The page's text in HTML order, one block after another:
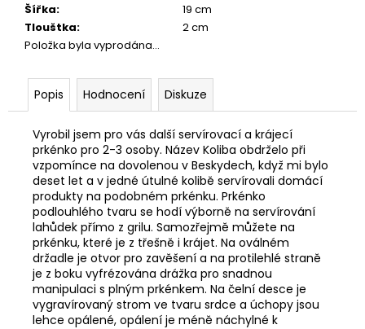
Šířka:
19 cm
Tlouštka:
2 cm
Položka byla vyprodána…
Popis Hodnocení Diskuze
Vyrobil jsem pro vás další servírovací a krájecí
prkénko pro 2-3 osoby. Název Koliba obdrželo při
vzpomínce na dovolenou v Beskydech, když mi bylo
deset let a v jedné útulné kolibě servírovali domácí
produkty na podobném prkénku. Prkénko
podlouhlého tvaru se hodí výborně na servírování
lahůdek přímo z grilu. Samozřejmě můžete na
prkénku, které je z třešně i krájet. Na oválném
držadle je otvor pro zavěšení a na protilehlé straně
je z boku vyfrézována drážka pro snadnou
manipulaci s plným prkénkem. Na čelní desce je
vygravírovaný strom ve tvaru srdce a úchopy jsou
lehce opálené, opálení je méně náchylné k
300
Kč
Původně:
700